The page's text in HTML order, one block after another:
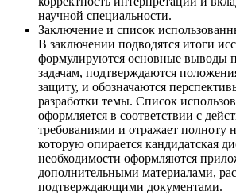
научной специальности.
Заключение и список
В заключении подводятся итоги
формулируются основные выводы
задачам, подтверждаются
защиту, и обозначаются
разработки темы. Список
оформляется в соответствии с
требованиями и отражает полноту
которую опирается кандидатская
необходимости оформляются
дополнительными материалами,
подтверждающими документами.